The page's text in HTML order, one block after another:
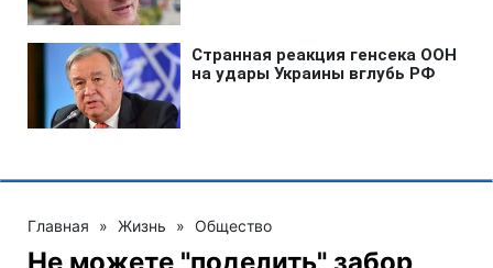
Главная » Жизнь » Общество